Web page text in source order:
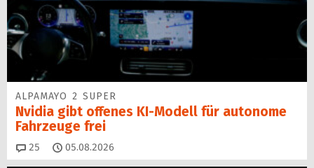
ALPAMAYO 2 SUPER
Nvidia gibt offenes KI-Modell für autonome
Fahrzeuge frei
25 Kommentare
05.08.2026